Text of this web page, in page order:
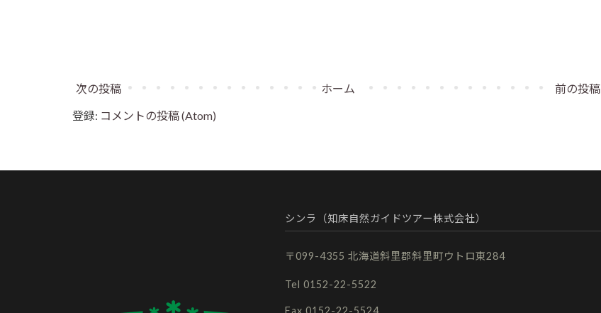
次の投稿 前の投稿
ホーム
登録: コメントの投稿 (Atom)
シンラ（知床自然ガイドツアー株式会社）
〒099-4355 北海道斜里郡斜里町ウトロ東284
Tel 0152-22-5522
Fax 0152-22-5524